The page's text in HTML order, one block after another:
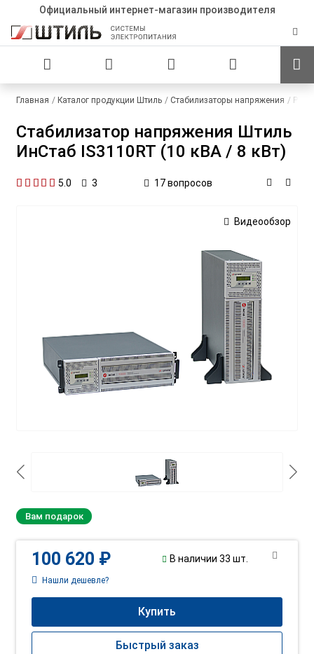
Официальный интернет-магазин производителя
Главная Каталог продукции Штиль Стабилизаторы напряжения
Стабилизатор напряжения Штиль
ИнСтаб IS3110RT (10 кВА / 8 кВт)
5.0 3 17 вопросов
Видеообзор
Вам подарок
100 620 ₽ В наличии 33 шт.
Нашли дешевле?
Купить
Быстрый заказ